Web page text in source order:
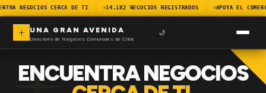
NEGOCIOS CERCA DE TI 14.182 NEGOCIOS REGISTRADOS APOYA EL
UNA GRAN AVENIDA
Directorio de Negocios Comunales de Chile
🌙
ENCUENTRA NEGOCIOS